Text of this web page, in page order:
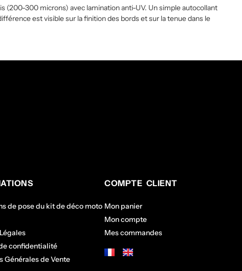
(200-300 microns) avec lamination anti-UV. Un simple autocollant
est visible sur la finition des bords et sur la tenue dans le
de pose du kit de déco moto
confidentialité
Générales de Vente
COMPTE CLIENT
Mon panier
Mon compte
Mes commandes